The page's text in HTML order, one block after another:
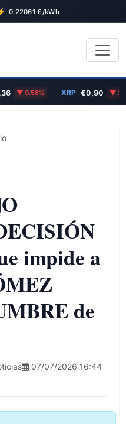
0,22061 €/kWh
0.58% XRP €0,90
impide a
de
07/07/2026 16:44